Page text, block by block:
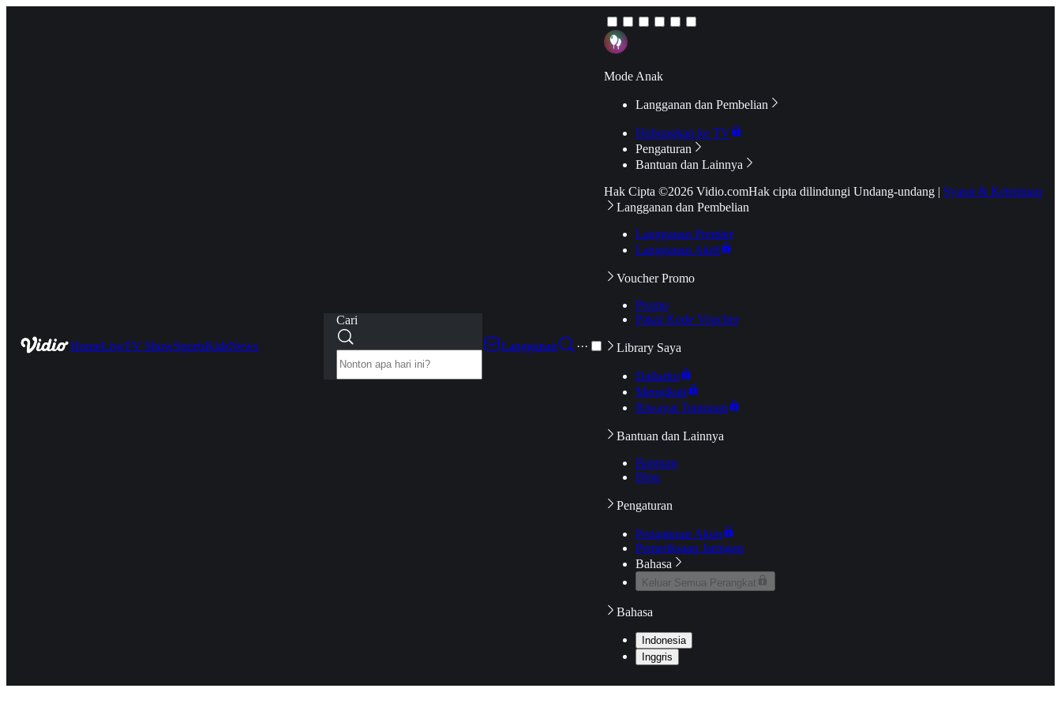
HomeLiveTV ShowSportsKidsNews
Cari
Langganan
···
Mode Anak
Langganan dan Pembelian
Hubungkan ke TV
Pengaturan
Bantuan dan Lainnya
Hak Cipta ©2026 Vidio.comHak cipta dilindungi Undang-undang | Syarat & Ketentuan
Langganan dan Pembelian
Langganan Premier
Langganan Aktif
Voucher Promo
Promo
Pakai Kode Voucher
Library Saya
Daftarku
Mengikuti
Riwayat Tontonan
Bantuan dan Lainnya
Bantuan
Blog
Pengaturan
Pengaturan Akun
Pemeriksaan Jaringan
Bahasa
Keluar Semua Perangkat
Bahasa
Indonesia
Inggris